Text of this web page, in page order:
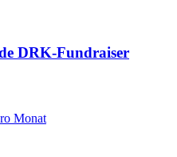
DRK-Fundraiser
Monat